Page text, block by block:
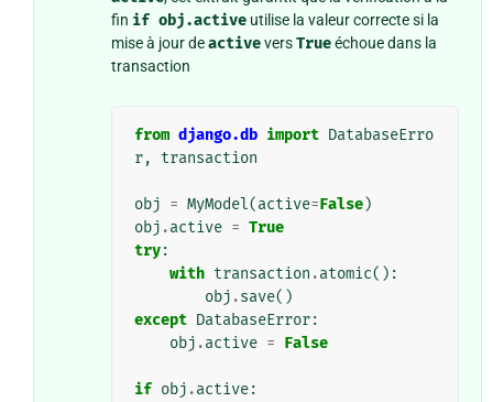
fin if obj.activeutilise la valeur correcte si la
mise à jour deactiveversTrueéchoue dans la
transaction
from django.db import DatabaseErro
r, transaction
obj = MyModel(active=False)
obj .active = True
try:
with transaction .atomic():
obj .save()
except DatabaseError:
obj .active = False
if obj .active: